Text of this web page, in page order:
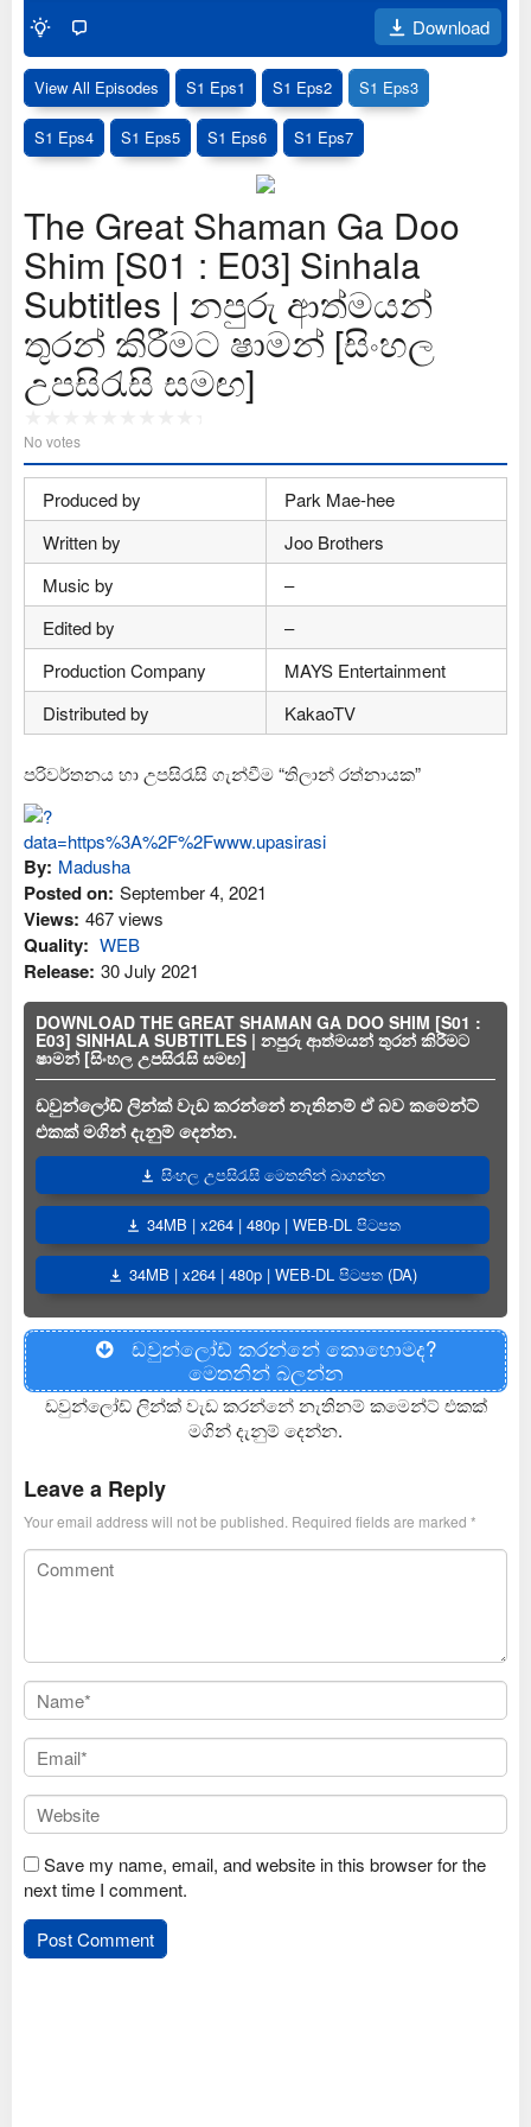
Download
View All Episodes S1 Eps1 S1 Eps2 S1 Eps3
S1 Eps4 S1 Eps5 S1 Eps6 S1 Eps7
The Great Shaman Ga Doo
Shim [S01 : E03] Sinhala
Subtitles | නපුරු ආත්මයන්
තුරන් කිරීමට ෂාමන් [සිංහල
උපසිරැසි සමඟ]
No votes
Produced by
Park Mae-hee
Written by
Joo Brothers
Music by
–
Edited by
–
Production Company
MAYS Entertainment
Distributed by
KakaoTV
පරිවර්තනය හා උපසිරැසි ගැන්වීම “තිලාන් රත්නායක”
By: Madusha
Posted on: September 4, 2021
Views: 467 views
Quality: WEB
Release: 30 July 2021
DOWNLOAD THE GREAT SHAMAN GA DOO SHIM [S01 :
E03] SINHALA SUBTITLES | නපුරු ආත්මයන් තුරන් කිරීමට
ෂාමන් [සිංහල උපසිරැසි සමඟ]
ඩවුන්ලෝඩ් ලින්ක් වැඩ කරන්නේ නැතිනම් ඒ බව කමෙන්ට්
එකක් මගින් දැනුම් දෙන්න.
සිංහල උපසිරැසි මෙතනින් බාගන්න
34MB | x264 | 480p | WEB-DL පිටපත
34MB | x264 | 480p | WEB-DL පිටපත (DA)
ඩවුන්ලෝඩ් කරන්නේ කොහොමද?
මෙතනින් බලන්න
ඩවුන්ලෝඩ් ලින්ක් වැඩ කරන්නේ නැතිනම් කමෙන්ට් එකක්
මගින් දැනුම් දෙන්න.
Leave a Reply
Your email address will not be published. Required fields are marked *
Save my name, email, and website in this browser for the
next time I comment.